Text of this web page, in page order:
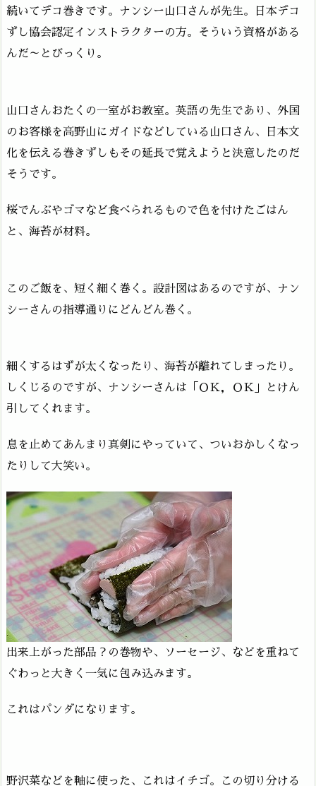
続いてデコ巻きです。ナンシー山口さんが先生。日本デコ
ずし協会認定インストラクターの方。そういう資格がある
んだ～とびっくり。
山口さんおたくの一室がお教室。英語の先生であり、外国
のお客様を高野山にガイドなどしている山口さん、日本文
化を伝える巻きずしもその延長で覚えようと決意したのだ
そうです。
桜でんぶやゴマなど食べられるもので色を付けたごはん
と、海苔が材料。
このご飯を、短く細く巻く。設計図はあるのですが、ナン
シーさんの指導通りにどんどん巻く。
細くするはずが太くなったり、海苔が離れてしまったり。
しくじるのですが、ナンシーさんは「ＯＫ，ＯＫ」とけん
引してくれます。
息を止めてあんまり真剣にやっていて、ついおかしくなっ
たりして大笑い。
出来上がった部品？の巻物や、ソーセージ、などを重ねて
ぐわっと大きく一気に包み込みます。
これはパンダになります。
野沢菜などを軸に使った、これはイチゴ。この切り分ける